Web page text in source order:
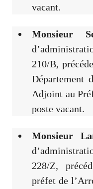
vacant.
Monsieur
210/B,
Département
Adjoint au
poste vacant.
Monsieur
228/Z,
préfet de